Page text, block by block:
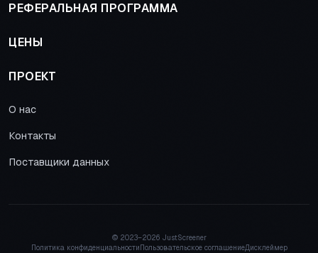
РЕФЕРАЛЬНАЯ ПРОГРАММА
ЦЕНЫ
ПРОЕКТ
О нас
Контакты
Поставщики данных
© 2023–2026 JustScreener
Политика конфиденциальности Пользовательское соглашениеДисклеймер